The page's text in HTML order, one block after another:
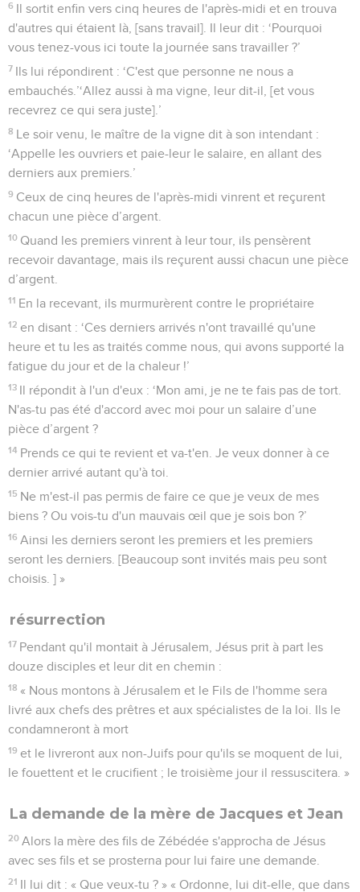
6 Il sortit enfin vers cinq heures de l'après-midi et en trouva
d'autres qui étaient là, [sans travail]. Il leur dit : ‘Pourquoi
vous tenez-vous ici toute la journée sans travailler ?’
7 Ils lui répondirent : ‘C'est que personne ne nous a
embauchés.’‘Allez aussi à ma vigne, leur dit-il, [et vous
recevrez ce qui sera juste].’
8 Le soir venu, le maître de la vigne dit à son intendant :
‘Appelle les ouvriers et paie-leur le salaire, en allant des
derniers aux premiers.’
9 Ceux de cinq heures de l'après-midi vinrent et reçurent
chacun une pièce d’argent.
10 Quand les premiers vinrent à leur tour, ils pensèrent
recevoir davantage, mais ils reçurent aussi chacun une pièce
d’argent.
11 En la recevant, ils murmurèrent contre le propriétaire
12 en disant : ‘Ces derniers arrivés n'ont travaillé qu'une
heure et tu les as traités comme nous, qui avons supporté la
fatigue du jour et de la chaleur !’
13 Il répondit à l'un d'eux : ‘Mon ami, je ne te fais pas de tort.
N'as-tu pas été d'accord avec moi pour un salaire d’une
pièce d’argent ?
14 Prends ce qui te revient et va-t'en. Je veux donner à ce
dernier arrivé autant qu'à toi.
15 Ne m'est-il pas permis de faire ce que je veux de mes
biens ? Ou vois-tu d'un mauvais œil que je sois bon ?’
16 Ainsi les derniers seront les premiers et les premiers
seront les derniers. [Beaucoup sont invités mais peu sont
choisis. ] »
résurrection
17 Pendant qu'il montait à Jérusalem, Jésus prit à part les
douze disciples et leur dit en chemin :
18 « Nous montons à Jérusalem et le Fils de l'homme sera
livré aux chefs des prêtres et aux spécialistes de la loi. Ils le
condamneront à mort
19 et le livreront aux non-Juifs pour qu'ils se moquent de lui,
le fouettent et le crucifient ; le troisième jour il ressuscitera. »
La demande de la mère de Jacques et Jean
20 Alors la mère des fils de Zébédée s'approcha de Jésus
avec ses fils et se prosterna pour lui faire une demande.
21 Il lui dit : « Que veux-tu ? » « Ordonne, lui dit-elle, que dans